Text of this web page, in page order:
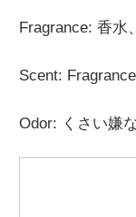
Fragrance: 香水
Scent: Fragrance
Odor: くさい嫌